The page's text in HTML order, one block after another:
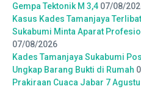
Gempa Tektonik M 3,4 07/08/
Kasus Kades Tamanjaya
Sukabumi Minta Aparat
07/08/2026
Kades Tamanjaya Sukabumi
Ungkap Barang Bukti di Rumah
Prakiraan Cuaca Jabar 7